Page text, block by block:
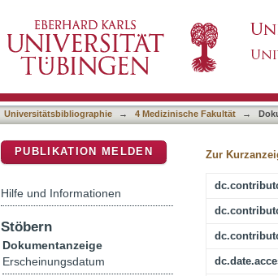
Universitätsbibliographie → 4 Medizinische Fakultät →
Zur
PUBLIKATION MELDEN
Hilfe und Informationen
Stöbern
Dokumentanzeige
Erscheinungsdatum